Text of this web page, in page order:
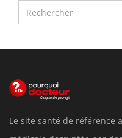
Le site santé de référence